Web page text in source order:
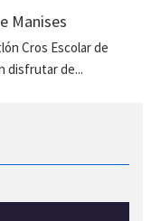
Manises
Cros Escolar de
disfrutar de...